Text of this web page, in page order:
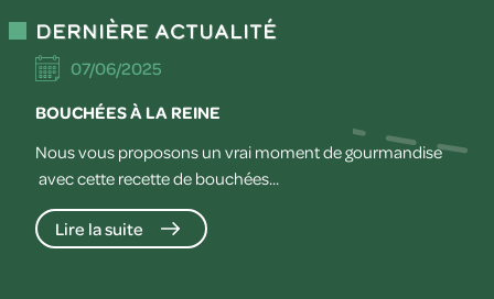
Dernière actualité
07/06/2025
BOUCHÉES À LA REINE
Nous vous proposons un vrai moment de gourmandise
avec cette recette de bouchées...
Lire la suite